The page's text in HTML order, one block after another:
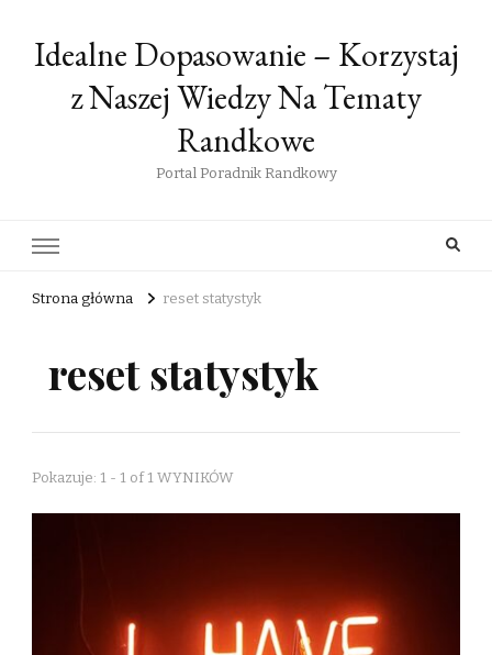
Idealne Dopasowanie – Korzystaj
z Naszej Wiedzy Na Tematy
Randkowe
Portal Poradnik Randkowy
Strona główna reset statystyk
reset statystyk
Pokazuje: 1 - 1 of 1 WYNIKÓW